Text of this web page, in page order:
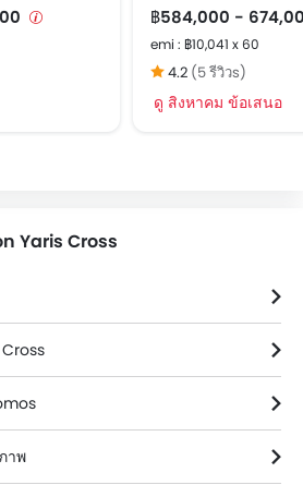
มย
จิตอล
ก
ติทริป
สูง / ต่ำ
ฉริยะ
ไฟฟ้า
า
ลัง
อบ
ข้าโค้ง
฿584,000 -
emi : ฿10,041 x 60
4.2 (5 รีวิวs)
ดู สิงหาคม ข้อเสนอ
Yaris Cross
าพ